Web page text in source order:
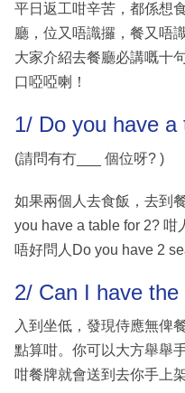
區
平日返工咁辛苦，都係想
廳，位又唔識攞，餐又唔
大家介紹去餐廳必講嘅十
口啞啞喇！
1/ Do you have a
(請問有冇___ 個位呀? )
如果兩個人去食飯，去到
you have a table for 2?
唔好問人Do you have 2
2/ Can I have the
入到坐低，發現侍應無俾
點算咁。你可以大方舉舉
咁餐牌就會送到去你手上